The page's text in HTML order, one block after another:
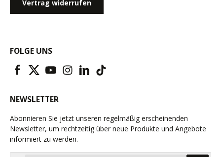
Vertrag widerrufen
FOLGE UNS
NEWSLETTER
Abonnieren Sie jetzt unseren regelmäßig erscheinenden
Newsletter, um rechtzeitig über neue Produkte und Angebote
informiert zu werden.